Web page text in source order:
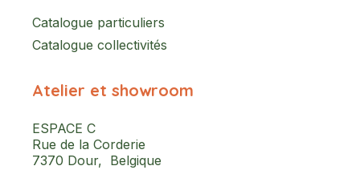
Catalogue particuliers
Catalogue collectivités
Atelier et showroom
ESPACE C
Rue de la Corderie
7370 Dour, Belgique